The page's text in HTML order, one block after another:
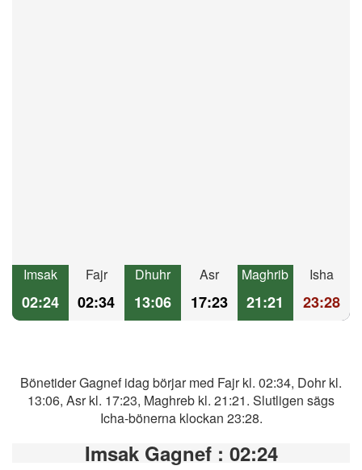
Imsak
02:24
Fajr
02:34
Dhuhr
13:06
Asr
17:23
Maghrib
21:21
Isha
23:28
Bönetider Gagnef idag börjar med Fajr kl. 02:34, Dohr kl.
13:06, Asr kl. 17:23, Maghreb kl. 21:21. Slutligen sägs
Icha-bönerna klockan 23:28.
Imsak Gagnef : 02:24